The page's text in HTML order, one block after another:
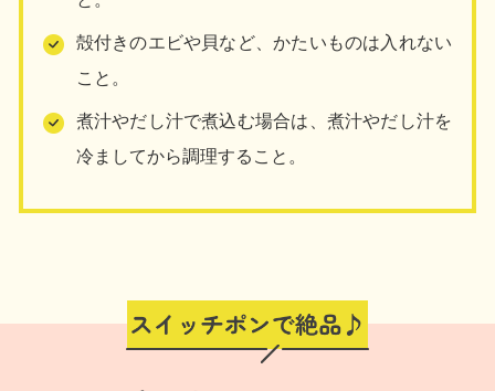
殻付きのエビや貝など、かたいものは入れない
こと。
煮汁やだし汁で煮込む場合は、煮汁やだし汁を
冷ましてから調理すること。